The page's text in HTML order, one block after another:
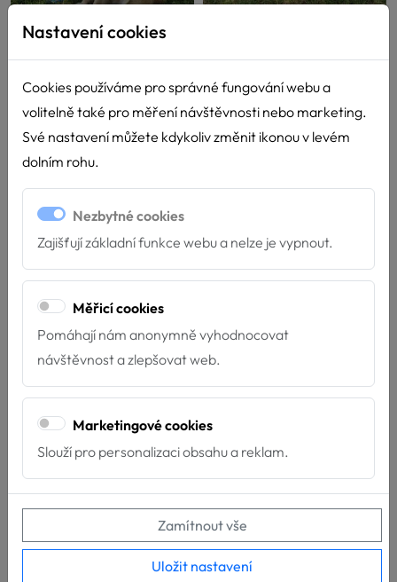
Další novinky
Nastavení cookies
Cookies používáme pro správné fungování webu a
volitelně také pro měření návštěvnosti nebo marketing.
Své nastavení můžete kdykoliv změnit ikonou v levém
dolním rohu.
Nezbytné cookies
Zajišťují základní funkce webu a nelze je vypnout.
Měřicí cookies
Pomáhají nám anonymně vyhodnocovat
návštěvnost a zlepšovat web.
Marketingové cookies
Slouží pro personalizaci obsahu a reklam.
Zamítnout vše
Uložit nastavení